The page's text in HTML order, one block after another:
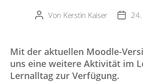
Beitragsautor
Von Kerstin Kaiser
Mit der aktuellen Moodle-
uns eine weitere Aktivität im
Lernalltag zur Verfügung.